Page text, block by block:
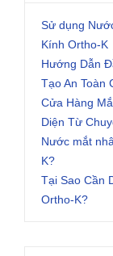
Sử dụng
Kính Ortho-K
Hướng Dẫn
Tạo An Toàn
Cửa Hàng
Diện Từ
Nước mắt
K?
Tại Sao Cần
Ortho-K?